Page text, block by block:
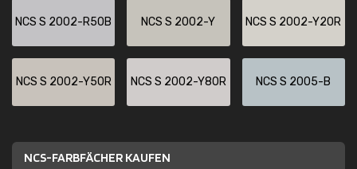
NCS S 2002-R50B NCS S 2002-Y NCS S 2002-Y20R
NCS S 2002-Y50R NCS S 2002-Y80R NCS S 2005-B
NCS-FARBFÄCHER KAUFEN